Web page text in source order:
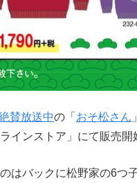
賛放送中の「 おそ松さん
インストア」にて販売開
はバックに松野家の6つ